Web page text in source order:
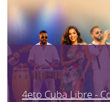
4eto Cuba Libre -